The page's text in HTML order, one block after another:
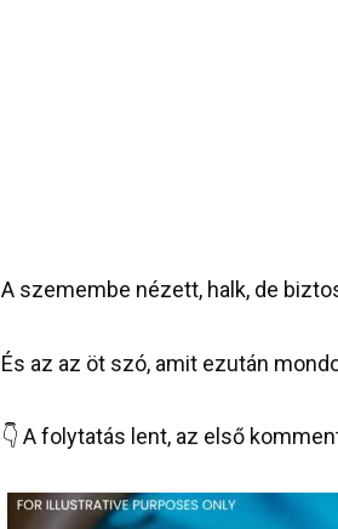
A szemembe nézett, halk, de
És az az öt szó, amit ezután
👇 A folytatás lent, az első